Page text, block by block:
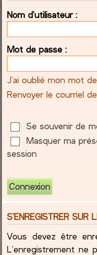
Nom d’utilisateur :
Mot de passe :
J’ai oublié mon mot
Renvoyer le courriel
Se souvenir de
Masquer ma
session
S’ENREGISTRER SUR
Vous devez être
L’enregistrement ne